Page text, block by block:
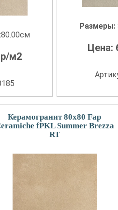
м2
Размеры:
Цена:
Керамогранит 80x80 Fap
fPKL Summer Brezza
RT